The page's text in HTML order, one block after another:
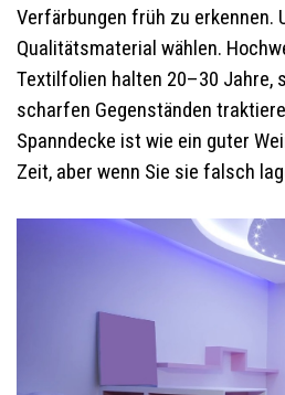
Verfärbungen früh zu erkennen.
Qualitätsmaterial wählen.
Textilfolien halten 20–30 Jahre,
scharfen Gegenständen
Spanndecke ist wie ein guter
Zeit, aber wenn Sie sie falsch